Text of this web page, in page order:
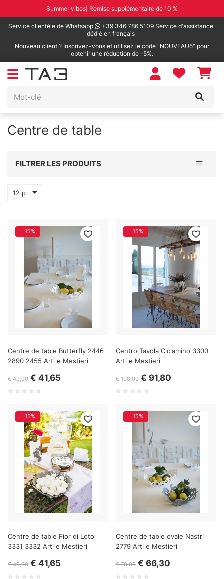
Summer vibes| Remise supplémentaire de 10 %
Service clientèle de Whatsapp
+39 346 786 5109 Service d'assistance
dédié en français
Nouveau client ? Inscrivez-vous et utilisez le code "NOUVEAU5" pour
obtenir une réduction de -5%.
Centre de table
Toggle
FILTRER LES PRODUITS
12 p
- 15%
Centre de table Butterfly 2446
2890 2455 Arti e Mestieri
€ 49,00 € 41,65
- 15%
Centro Tavola Ciclamino 3300
Arti e Mestieri
€ 108,00 € 91,80
- 15%
Centre de table Fior di Loto
3331 3332 Arti e Mestieri
€ 49,00 € 41,65
- 15%
Centre de table ovale Nastri
2779 Arti e Mestieri
€ 78,00 € 66,30